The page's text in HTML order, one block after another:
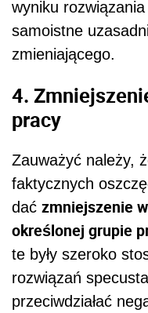
wyniku
samoistne
zmieniającego.
4.
pracy
Zauważyć należy,
faktycznych
dać zmniejszenie
określonej grupie
te były szeroko
rozwiązań
przeciwdziałać